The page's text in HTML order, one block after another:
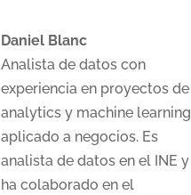
Daniel Blanc
Analista de datos con
experiencia en proyectos de
analytics y machine learning
aplicado a negocios. Es
analista de datos en el INE y
ha colaborado en el